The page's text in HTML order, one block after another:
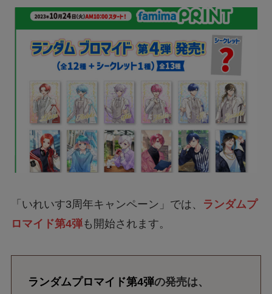
「いれいす3周年キャンペーン」では、
ランダムプ
ロマイド第4弾も開始されます。
ランダムプロマイド第4弾の発売は、